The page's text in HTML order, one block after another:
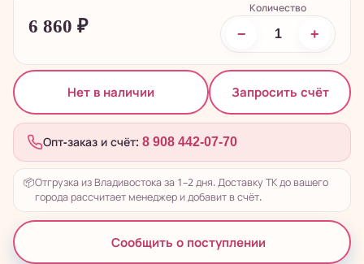
6 860 ₽
Количество
− +
Нет в наличии Запросить счёт
Опт-заказ и счёт: 8 908 442-07-70
📦Отгрузка из Владивостока за 1–2 дня. Доставку ТК до вашего
города рассчитает менеджер и добавит в счёт.
Сообщить о поступлении